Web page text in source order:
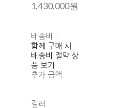
1,430,000원
배송비 -
함께 구매 시
배송비 절약 상
품 보기
추가 금액
컬러